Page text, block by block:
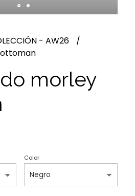
- AW26
morley
Color